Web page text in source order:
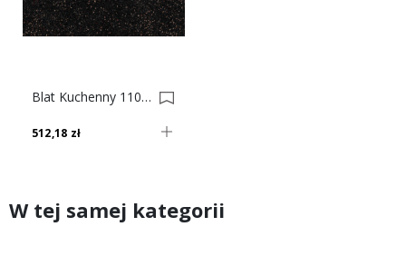
Blat Kuchenny 1103 SM Terrazzo Marrone, 38mm 0021382-0021383
512,18 zł
W tej samej kategorii